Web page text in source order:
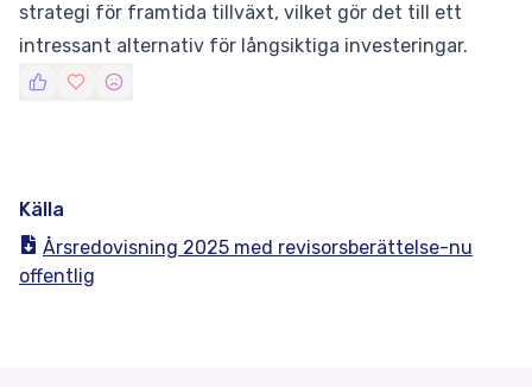
strategi för framtida tillväxt, vilket gör det till ett
intressant alternativ för långsiktiga investeringar.
Källa
Årsredovisning 2025 med revisorsberättelse-nu
offentlig